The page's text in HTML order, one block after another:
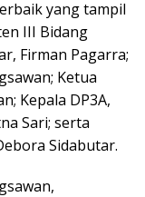
yang tampil
III Bidang
Firman Pagarra;
Ketua
Kepala DP3A,
Sari; serta
Sidabutar.